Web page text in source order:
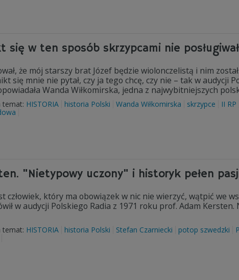
się w ten sposób skrzypcami nie
że mój starszy brat Józef będzie wiolonczelistą i nim
się mnie nie pytał, czy ja tego chcę, czy nie – tak w audycji
Wanda Wiłkomirska, jedna z najwybitniejszych
temat: HISTORIA historia Polski Wanda Wiłkomirska skrzypce II RP
"Nietypowy uczony" i historyk pełen
człowiek, który ma obowiązek w nic nie wierzyć, wątpić we
w audycji Polskiego Radia z 1971 roku prof. Adam Kersten.
temat: HISTORIA historia Polski Stefan Czarniecki potop szwedzki